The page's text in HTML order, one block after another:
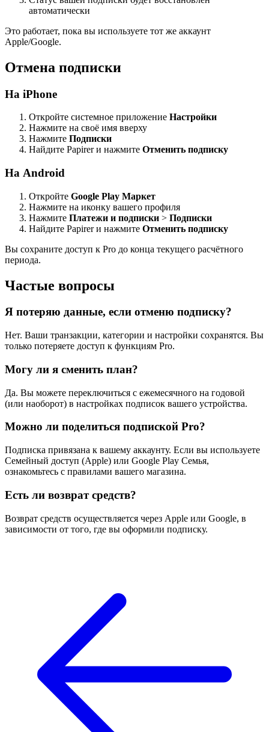
автоматически
Это работает, пока вы используете тот же аккаунт
Apple/Google.
Отмена подписки
На iPhone
Откройте системное приложение Настройки
Нажмите на своё имя вверху
Нажмите Подписки
Найдите Papirer и нажмите Отменить подписку
На Android
Откройте Google Play Маркет
Нажмите на иконку вашего профиля
Нажмите Платежи и подписки > Подписки
Найдите Papirer и нажмите Отменить подписку
Вы сохраните доступ к Pro до конца текущего расчётного
периода.
Частые вопросы
Я потеряю данные, если отменю подписку?
Нет. Ваши транзакции, категории и настройки сохранятся. Вы
только потеряете доступ к функциям Pro.
Могу ли я сменить план?
Да. Вы можете переключиться с ежемесячного на годовой
(или наоборот) в настройках подписок вашего устройства.
Можно ли поделиться подпиской Pro?
Подписка привязана к вашему аккаунту. Если вы используете
Семейный доступ (Apple) или Google Play Семья,
ознакомьтесь с правилами вашего магазина.
Есть ли возврат средств?
Возврат средств осуществляется через Apple или Google, в
зависимости от того, где вы оформили подписку.